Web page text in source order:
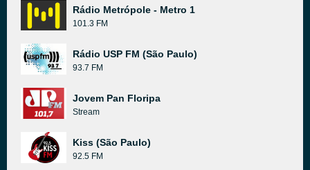
Rádio Metrópole - Metro 1
101.3 FM
Rádio USP FM (São Paulo)
93.7 FM
Jovem Pan Floripa
Stream
Kiss (São Paulo)
92.5 FM